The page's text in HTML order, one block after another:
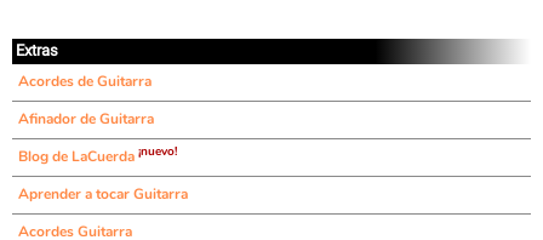
Extras
Acordes de Guitarra
Afinador de Guitarra
Blog de LaCuerda ¡nuevo!
Aprender a tocar Guitarra
Acordes Guitarra